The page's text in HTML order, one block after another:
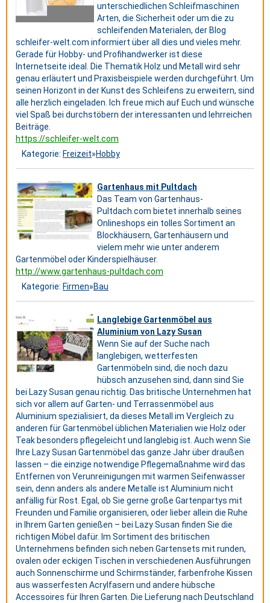
unterschiedlichen Schleifmaschinen
Arten, die Sicherheit oder um die zu
schleifenden Materialen, der Blog
schleifer-welt.com informiert über all dies und vieles mehr.
Gerade für Hobby- und Profihandwerker ist diese
Internetseite ideal. Die Thematik Holz und Metall wird sehr
genau erläutert und Praxisbeispiele werden durchgeführt. Um
seinen Horizont in der Kunst des Schleifens zu erweitern, sind
alle herzlich eingeladen. Ich freue mich auf Euch und wünsche
viel Spaß bei durchstöbern der interessanten und lehrreichen
Beiträge.
https://schleifer-welt.com
Kategorie: Freizeit»Hobby
Gartenhaus mit Pultdach
Das Team von Gartenhaus-
Pultdach.com bietet innerhalb seines
Onlineshops ein tolles Sortiment an
Blockhäusern, Gartenhäusern und
vielem mehr wie unter anderem
Gartenmöbel oder Kinderspielhäuser.
http://www.gartenhaus-pultdach.com
Kategorie: Firmen»Bau
Langlebige Gartenmöbel aus
Aluminium von Lazy Susan
Wenn Sie auf der Suche nach
langlebigen, wetterfesten
Gartenmöbeln sind, die noch dazu
hübsch anzusehen sind, dann sind Sie
bei Lazy Susan genau richtig. Das britische Unternehmen hat
sich vor allem auf Garten- und Terrassenmöbel aus
Aluminium spezialisiert, da dieses Metall im Vergleich zu
anderen für Gartenmöbel üblichen Materialien wie Holz oder
Teak besonders pflegeleicht und langlebig ist. Auch wenn Sie
Ihre Lazy Susan Gartenmöbel das ganze Jahr über draußen
lassen – die einzige notwendige Pflegemaßnahme wird das
Entfernen von Verunreinigungen mit warmen Seifenwasser
sein, denn anders als andere Metalle ist Aluminium nicht
anfällig für Rost. Egal, ob Sie gerne große Gartenpartys mit
Freunden und Familie organisieren, oder lieber allein die Ruhe
in Ihrem Garten genießen – bei Lazy Susan finden Sie die
richtigen Möbel dafür. Im Sortiment des britischen
Unternehmens befinden sich neben Gartensets mit runden,
ovalen oder eckigen Tischen in verschiedenen Ausführungen
auch Sonnenschirme und Schirmständer, farbenfrohe Kissen
aus wasserfesten Acrylfasern und andere hübsche
Accessoires für Ihren Garten. Die Lieferung nach Deutschland